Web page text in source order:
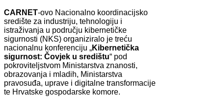
CARNET-ovo Nacionalno koordinacijsko
središte za industriju, tehnologiju i
istraživanja u području kibernetičke
sigurnosti (NKS) organiziralo je treću
nacionalnu konferenciju „Kibernetička
sigurnost: Čovjek u središtu“ pod
pokroviteljstvom Ministarstva znanosti,
obrazovanja i mladih, Ministarstva
pravosuđa, uprave i digitalne transformacije
te Hrvatske gospodarske komore.